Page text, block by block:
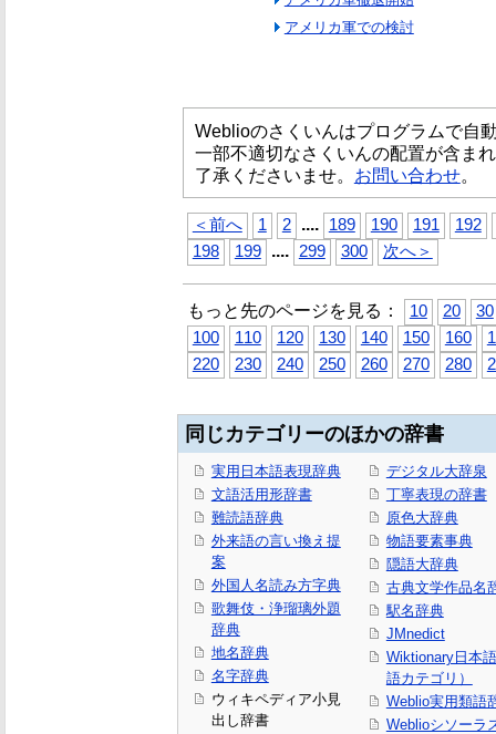
アメリカ軍での検討
Weblioのさくいんはプログラムで自
一部不適切なさくいんの配置が含ま
了承くださいませ。 お問い合わせ。
＜前へ 1 2 .... 189 190 191
192
198
199 .... 299 300 次へ＞
もっと先のページを見る： 10 20
30
100
110 120 130 140 150 160
220
230 240 250 260 270 280
同じカテゴリーのほかの辞書
実用日本語表現辞典
文語活用形辞書
難読語辞典
外来語の言い換え提
案
外国人名読み方字典
歌舞伎・浄瑠璃外題
辞典
地名辞典
名字辞典
ウィキペディア小見
出し辞書
デジタル大辞泉
丁寧表現の辞書
原色大辞典
物語要素事典
隠語大辞典
古典文学作品名
駅名辞典
JMnedict
Wiktionary日本
語カテゴリ）
Weblio実用類語
Weblioシソーラ